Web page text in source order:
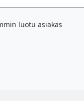
luotu asiakas